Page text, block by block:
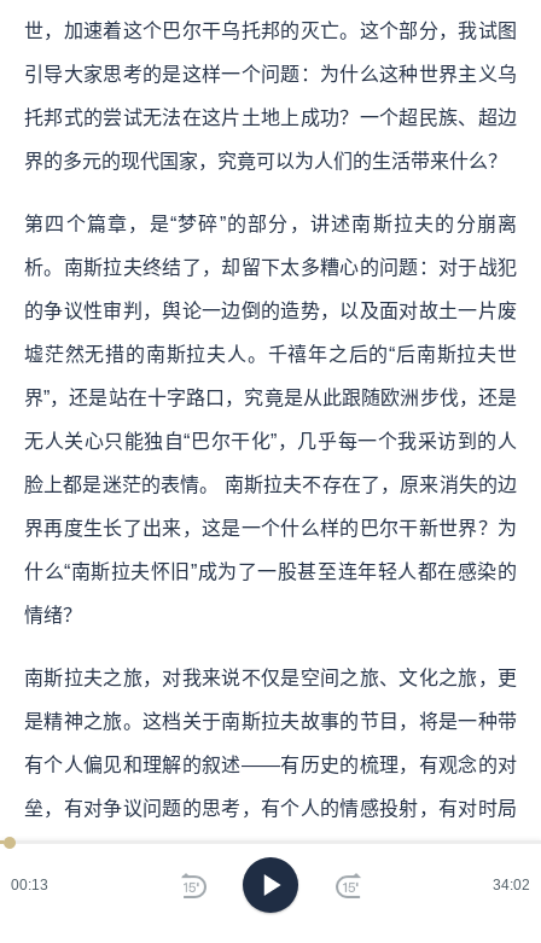
00:14 34:02
世，加速着这个巴尔干乌托邦的灭亡。这个部分，我试图
引导大家思考的是这样一个问题：为什么这种世界主义乌
托邦式的尝试无法在这片土地上成功？一个超民族、超边
界的多元的现代国家，究竟可以为人们的生活带来什么？
第四个篇章，是“梦碎”的部分，讲述南斯拉夫的分崩离
析。南斯拉夫终结了，却留下太多糟心的问题：对于战犯
的争议性审判，舆论一边倒的造势，以及面对故土一片废
墟茫然无措的南斯拉夫人。千禧年之后的“后南斯拉夫世
界”，还是站在十字路口，究竟是从此跟随欧洲步伐，还是
无人关心只能独自“巴尔干化”，几乎每一个我采访到的人
脸上都是迷茫的表情。 南斯拉夫不存在了，原来消失的边
界再度生长了出来，这是一个什么样的巴尔干新世界？为
什么“南斯拉夫怀旧”成为了一股甚至连年轻人都在感染的
情绪？
南斯拉夫之旅，对我来说不仅是空间之旅、文化之旅，更
是精神之旅。这档关于南斯拉夫故事的节目，将是一种带
有个人偏见和理解的叙述——有历史的梳理，有观念的对
垒，有对争议问题的思考，有个人的情感投射，有对时局
讲述的历史故事。